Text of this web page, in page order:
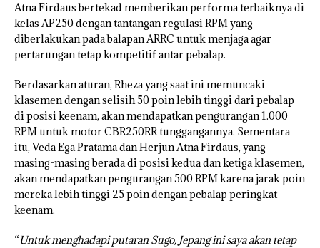
Atna Firdaus bertekad memberikan performa terbaiknya di
kelas AP250 dengan tantangan regulasi RPM yang
diberlakukan pada balapan ARRC untuk menjaga agar
pertarungan tetap kompetitif antar pebalap.
Berdasarkan aturan, Rheza yang saat ini memuncaki
klasemen dengan selisih 50 poin lebih tinggi dari pebalap
di posisi keenam, akan mendapatkan pengurangan 1.000
RPM untuk motor CBR250RR tunggangannya. Sementara
itu, Veda Ega Pratama dan Herjun Atna Firdaus, yang
masing-masing berada di posisi kedua dan ketiga klasemen,
akan mendapatkan pengurangan 500 RPM karena jarak poin
mereka lebih tinggi 25 poin dengan pebalap peringkat
keenam.
“Untuk menghadapi putaran Sugo, Jepang ini saya akan tetap